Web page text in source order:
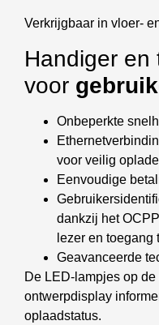
Verkrijgbaar in vloer-
Handiger en
voor
Onbeperkte
voor veilig
Eenvoudige
dankzij het
lezer en toegang
Geavanceerde
De LED-lampjes op
ontwerpdisplay
oplaadstatus.